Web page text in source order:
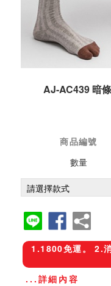
AJ-AC439 暗
商品編號
數量
1.1800免運。 2.
...詳細內容